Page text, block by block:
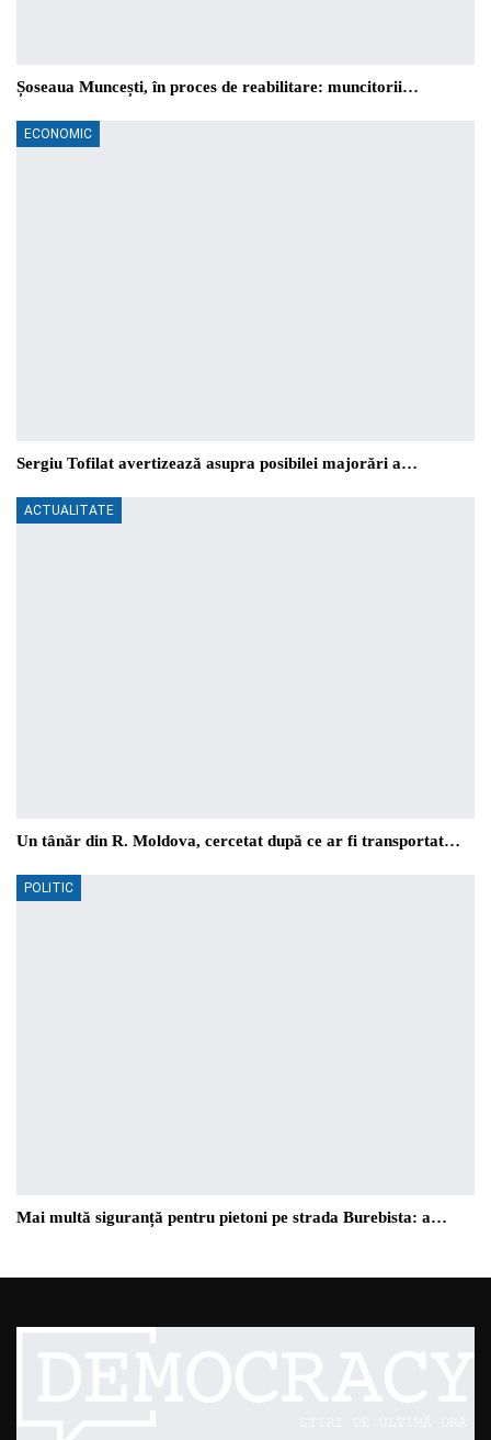
Șoseaua Muncești, în proces de reabilitare: muncitorii…
ECONOMIC
Sergiu Tofilat avertizează asupra posibilei majorări a…
ACTUALITATE
Un tânăr din R. Moldova, cercetat după ce ar fi transportat…
POLITIC
Mai multă siguranță pentru pietoni pe strada Burebista: a…